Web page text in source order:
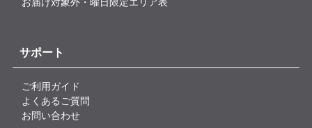
サポート
ご利用ガイド
よくあるご質問
お問い合わせ